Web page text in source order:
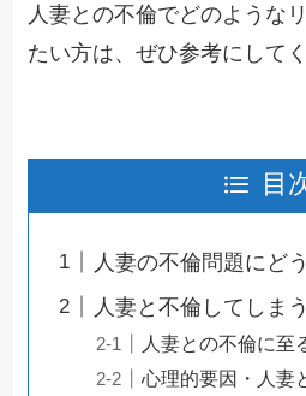
人妻との不倫でどのような
たい方は、ぜひ参考にしてく
目
人妻の不倫問題にど
人妻と不倫してしま
人妻との不倫に至
心理的要因・人妻